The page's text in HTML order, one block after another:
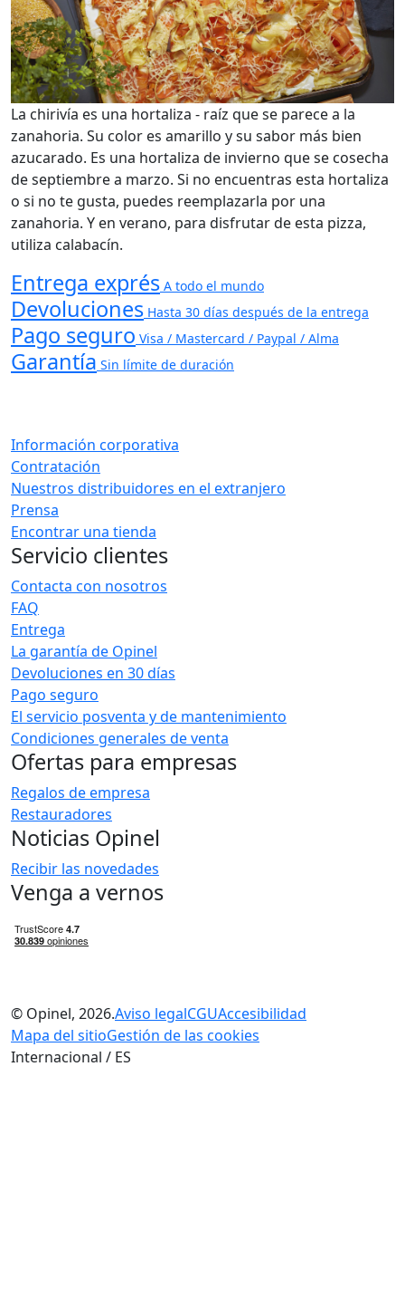
La chirivía es una hortaliza - raíz que se parece a la
zanahoria. Su color es amarillo y su sabor más bien
azucarado. Es una hortaliza de invierno que se cosecha
de septiembre a marzo. Si no encuentras esta hortaliza
o si no te gusta, puedes reemplazarla por una
zanahoria. Y en verano, para disfrutar de esta pizza,
utiliza calabacín.
Entrega exprés A todo el mundo
Devoluciones Hasta 30 días después de la entrega
Pago seguro Visa / Mastercard / Paypal / Alma
Garantía Sin límite de duración
Información corporativa
Contratación
Nuestros distribuidores en el extranjero
Prensa
Encontrar una tienda
Servicio clientes
Contacta con nosotros
FAQ
Entrega
La garantía de Opinel
Devoluciones en 30 días
Pago seguro
El servicio posventa y de mantenimiento
Condiciones generales de venta
Ofertas para empresas
Regalos de empresa
Restauradores
Noticias Opinel
Recibir las novedades
Venga a vernos
© Opinel, 2026.Aviso legalCGUAccesibilidad
Mapa del sitioGestión de las cookies
Internacional / ES